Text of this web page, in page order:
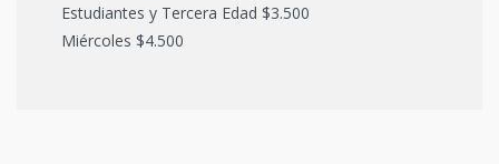
Estudiantes y Tercera Edad $3.500
Miércoles $4.500